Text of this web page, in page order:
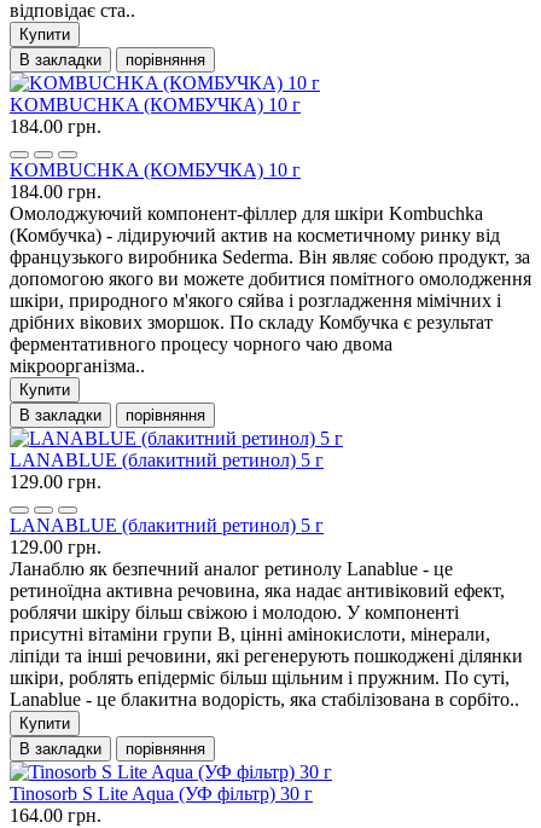
відповідає ста..
Купити
В закладки
порівняння
KOMBUCHKA (КОМБУЧКА) 10 г
184.00 грн.
KOMBUCHKA (КОМБУЧКА) 10 г
184.00 грн.
Омолоджуючий компонент-філлер для шкіри Kombuchka
(Комбучка) - лідируючий актив на косметичному ринку від
французького виробника Sederma. Він являє собою продукт, за
допомогою якого ви можете добитися помітного омолодження
шкіри, природного м'якого сяйва і розгладження мімічних і
дрібних вікових зморшок. По складу Комбучка є результат
ферментативного процесу чорного чаю двома
мікроорганізма..
Купити
В закладки
порівняння
LANABLUE (блакитний ретинол) 5 г
129.00 грн.
LANABLUE (блакитний ретинол) 5 г
129.00 грн.
Ланаблю як безпечний аналог ретинолу Lanablue - це
ретиноїдна активна речовина, яка надає антивіковий ефект,
роблячи шкіру більш свіжою і молодою. У компоненті
присутні вітаміни групи В, цінні амінокислоти, мінерали,
ліпіди та інші речовини, які регенерують пошкоджені ділянки
шкіри, роблять епідерміс більш щільним і пружним. По суті,
Lanablue - це блакитна водорість, яка стабілізована в сорбіто..
Купити
В закладки
порівняння
Tinosorb S Lite Aqua (УФ фільтр) 30 г
164.00 грн.